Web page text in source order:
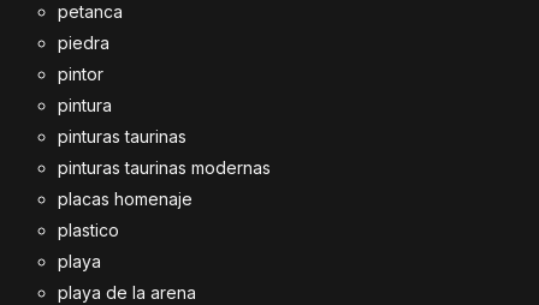
petanca
piedra
pintor
pintura
pinturas taurinas
pinturas taurinas modernas
placas homenaje
plastico
playa
playa de la arena